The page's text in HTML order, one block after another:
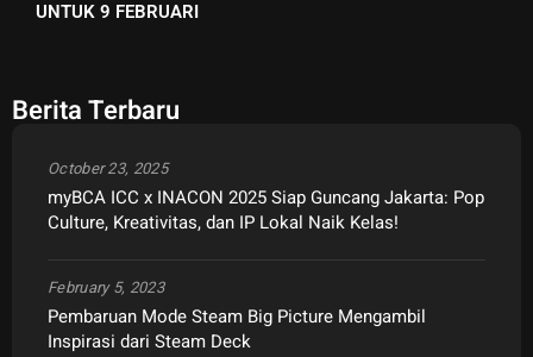
UNTUK 9 FEBRUARI
Berita Terbaru
myBCA ICC x INACON 2025 Siap Guncang Jakarta: Pop
Culture, Kreativitas, dan IP Lokal Naik Kelas!
October 23, 2025
Pembaruan Mode Steam Big Picture Mengambil
Inspirasi dari Steam Deck
February 5, 2023